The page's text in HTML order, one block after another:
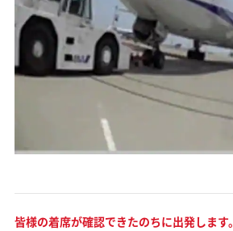
皆様の着席が確認できたのちに出発します。